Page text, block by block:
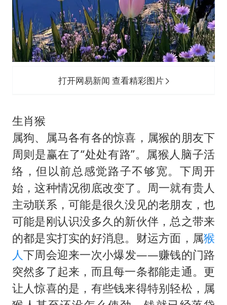
打开网易新闻 查看精彩图片
生肖猴
属狗、属马各有各的惊喜，属猴的朋友下
周则是赢在了“处处有路”。属猴人脑子活
络，但以前总感觉路子不够宽。下周开
始，这种情况彻底改变了。周一就有贵人
主动联系，可能是很久没见的老朋友，也
可能是刚认识没多久的新伙伴，总之带来
的都是实打实的好消息。财运方面，属猴
人下周会迎来一次小爆发——赚钱的门路
突然多了起来，而且每一条都能走通。更
让人惊喜的是，有些钱来得特别轻松，属